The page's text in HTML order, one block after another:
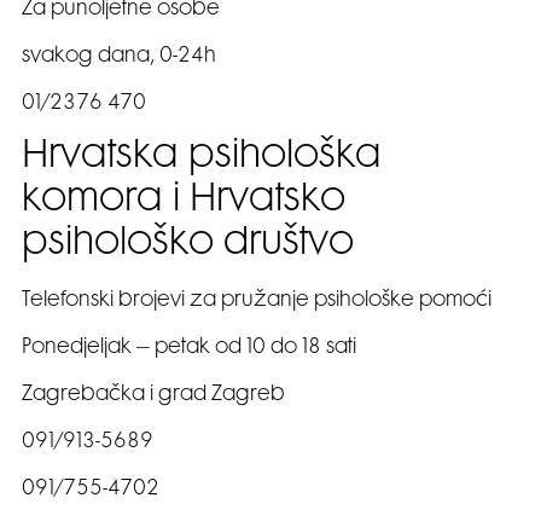
Za punoljetne osobe
svakog dana, 0-24h
01/2376 470
Hrvatska psihološka
komora i Hrvatsko
psihološko društvo
Telefonski brojevi za pružanje psihološke pomoći
Ponedjeljak – petak od 10 do 18 sati
Zagrebačka i grad Zagreb
091/913-5689
091/755-4702